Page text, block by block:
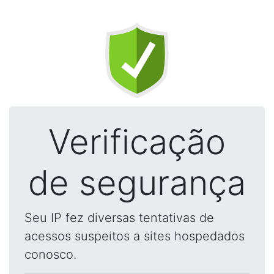
Verificação
de segurança
Seu IP fez diversas tentativas de
acessos suspeitos a sites hospedados
conosco.